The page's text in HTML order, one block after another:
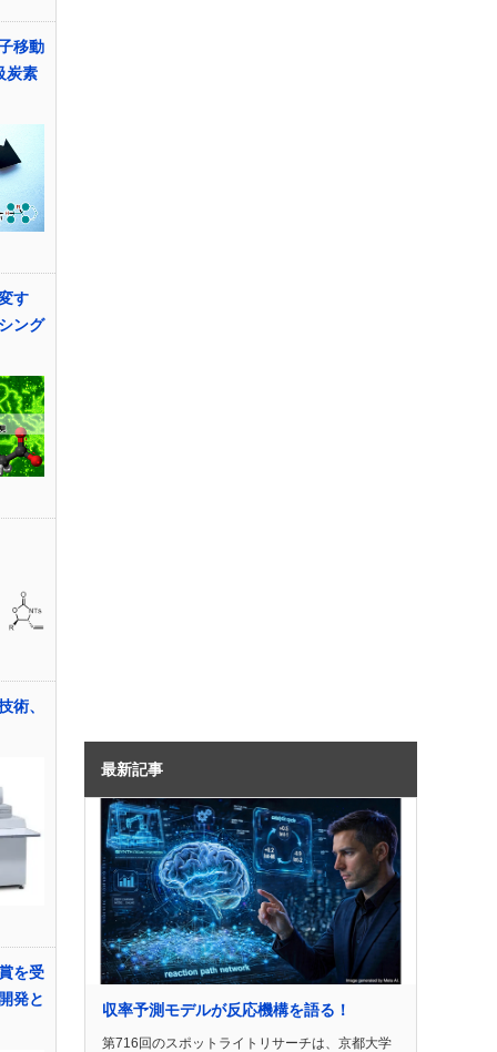
移動
炭素
す
ング
術、
を受
発と
最新記事
収率予測モデルが反応機構を語る！
第716回のスポットライトリサーチは、京都大学